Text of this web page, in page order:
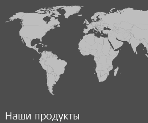
Наши продукты